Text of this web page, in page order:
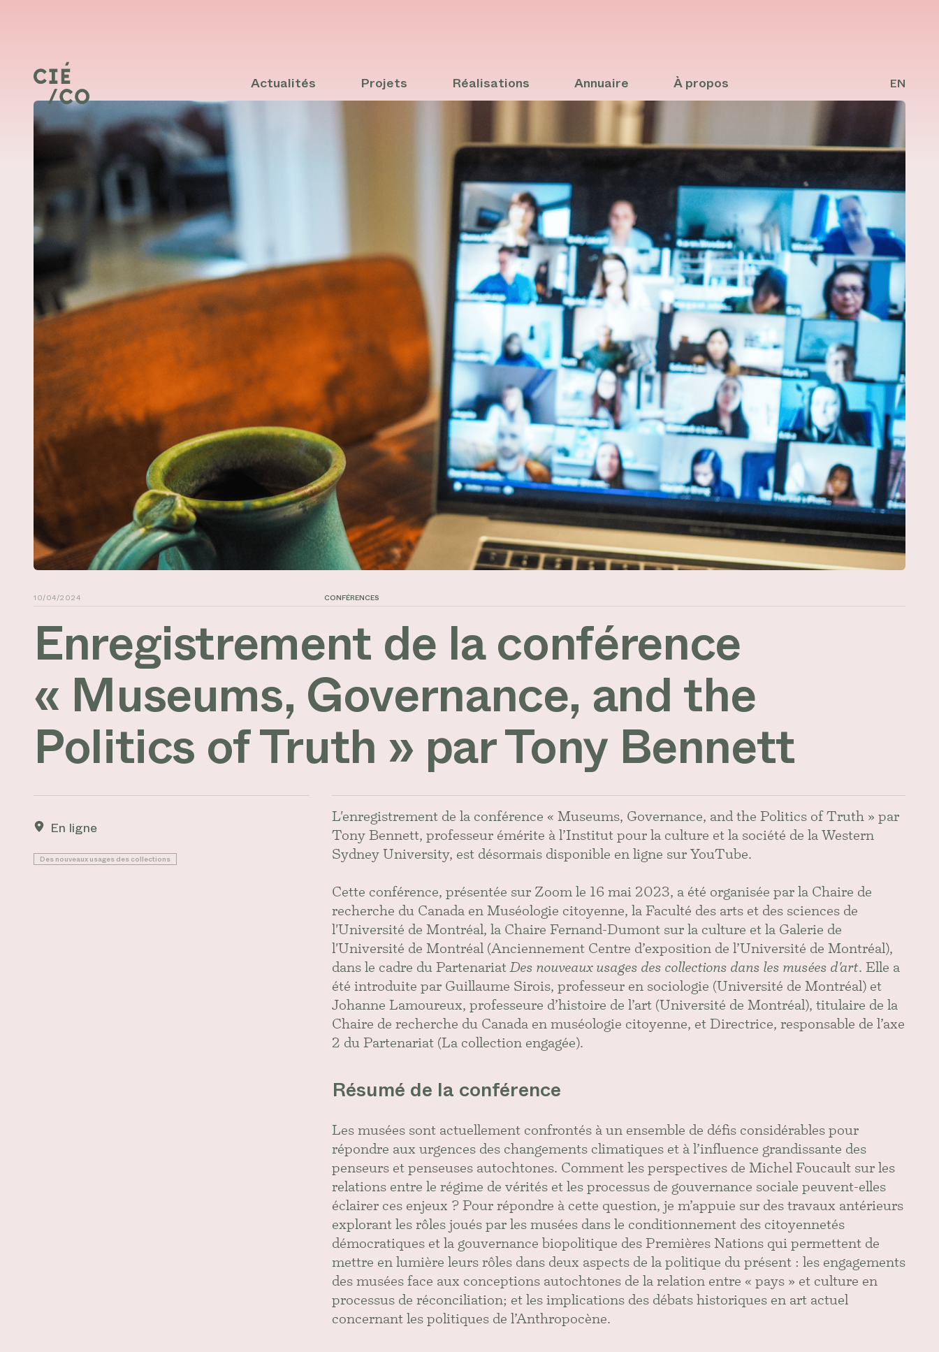
Actualités Projets Réalisations Annuaire À propos EN
10/04/2024 CONFÉRENCES
Enregistrement de la conférence
« Museums, Governance, and the
Politics of Truth » par Tony Bennett
En ligne
Des nouveaux usages des collections
L'enregistrement de la conférence « Museums, Governance, and the Politics of Truth » par
Tony Bennett, professeur émérite à l’Institut pour la culture et la société de la Western
Sydney University, est désormais disponible en ligne sur YouTube.
Cette conférence, présentée sur Zoom le 16 mai 2023, a été organisée par la Chaire de
recherche du Canada en Muséologie citoyenne, la Faculté des arts et des sciences de
l'Université de Montréal, la Chaire Fernand-Dumont sur la culture et la Galerie de
l'Université de Montréal (Anciennement Centre d’exposition de l’Université de Montréal),
dans le cadre du PartenariatDes nouveaux usages des collections dans les musées d'art. Elle a
été introduite par Guillaume Sirois, professeur en sociologie (Université de Montréal) et
Johanne Lamoureux, professeure d’histoire de l’art (Université de Montréal), titulaire de la
Chaire de recherche du Canada en muséologie citoyenne, et Directrice, responsable de l’axe
2 du Partenariat (La collection engagée).
Résumé de la conférence
Les musées sont actuellement confrontés à un ensemble de défis considérables pour
répondre aux urgences des changements climatiques et à l’influence grandissante des
penseurs et penseuses autochtones. Comment les perspectives de Michel Foucault sur les
relations entre le régime de vérités et les processus de gouvernance sociale peuvent-elles
éclairer ces enjeux ? Pour répondre à cette question, je m’appuie sur des travaux antérieurs
explorant les rôles joués par les musées dans le conditionnement des citoyennetés
démocratiques et la gouvernance biopolitique des Premières Nations qui permettent de
mettre en lumière leurs rôles dans deux aspects de la politique du présent : les engagements
des musées face aux conceptions autochtones de la relation entre « pays » et culture en
processus de réconciliation; et les implications des débats historiques en art actuel
concernant les politiques de l’Anthropocène.